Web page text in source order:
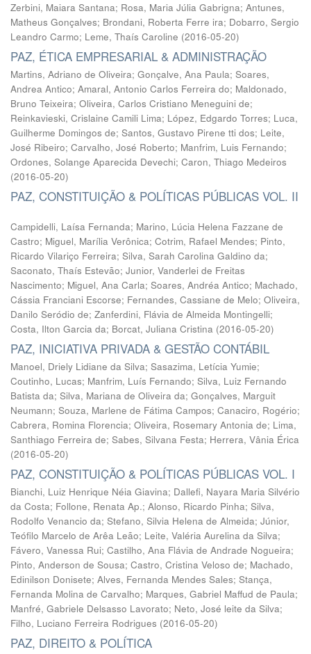
Zerbini, Maiara Santana; Rosa, Maria Júlia Gabrigna; Antunes,
Matheus Gonçalves; Brondani, Roberta Ferre ira; Dobarro, Sergio
Leandro Carmo; Leme, Thaís Caroline (2016-05-20)
PAZ, ÉTICA EMPRESARIAL & ADMINISTRAÇÃO
Martins, Adriano de Oliveira; Gonçalve, Ana Paula; Soares,
Andrea Antico; Amaral, Antonio Carlos Ferreira do; Maldonado,
Bruno Teixeira; Oliveira, Carlos Cristiano Meneguini de;
Reinkavieski, Crislaine Camili Lima; López, Edgardo Torres; Luca,
Guilherme Domingos de; Santos, Gustavo Pirene tti dos; Leite,
José Ribeiro; Carvalho, José Roberto; Manfrim, Luis Fernando;
Ordones, Solange Aparecida Devechi; Caron, Thiago Medeiros
(2016-05-20)
PAZ, CONSTITUIÇÃO & POLÍTICAS PÚBLICAS VOL. II
Campidelli, Laísa Fernanda; Marino, Lúcia Helena Fazzane de
Castro; Miguel, Marília Verônica; Cotrim, Rafael Mendes; Pinto,
Ricardo Vilariço Ferreira; Silva, Sarah Carolina Galdino da;
Saconato, Thaís Estevão; Junior, Vanderlei de Freitas
Nascimento; Miguel, Ana Carla; Soares, Andréa Antico; Machado,
Cássia Franciani Escorse; Fernandes, Cassiane de Melo; Oliveira,
Danilo Seródio de; Zanferdini, Flávia de Almeida Montingelli;
Costa, Ilton Garcia da; Borcat, Juliana Cristina (2016-05-20)
PAZ, INICIATIVA PRIVADA & GESTÃO CONTÁBIL
Manoel, Driely Lidiane da Silva; Sasazima, Letícia Yumie;
Coutinho, Lucas; Manfrim, Luís Fernando; Silva, Luiz Fernando
Batista da; Silva, Mariana de Oliveira da; Gonçalves, Marguit
Neumann; Souza, Marlene de Fátima Campos; Canaciro, Rogério;
Cabrera, Romina Florencia; Oliveira, Rosemary Antonia de; Lima,
Santhiago Ferreira de; Sabes, Silvana Festa; Herrera, Vânia Érica
(2016-05-20)
PAZ, CONSTITUIÇÃO & POLÍTICAS PÚBLICAS VOL. I
Bianchi, Luiz Henrique Néia Giavina; Dallefi, Nayara Maria Silvério
da Costa; Follone, Renata Ap.; Alonso, Ricardo Pinha; Silva,
Rodolfo Venancio da; Stefano, Silvia Helena de Almeida; Júnior,
Teófilo Marcelo de Arêa Leão; Leite, Valéria Aurelina da Silva;
Fávero, Vanessa Rui; Castilho, Ana Flávia de Andrade Nogueira;
Pinto, Anderson de Sousa; Castro, Cristina Veloso de; Machado,
Edinilson Donisete; Alves, Fernanda Mendes Sales; Stança,
Fernanda Molina de Carvalho; Marques, Gabriel Maffud de Paula;
Manfré, Gabriele Delsasso Lavorato; Neto, José leite da Silva;
Filho, Luciano Ferreira Rodrigues (2016-05-20)
PAZ, DIREITO & POLÍTICA